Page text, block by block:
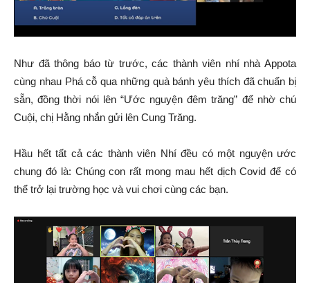
Như đã thông báo từ trước, các thành viên nhí nhà Appota
cùng nhau Phá cỗ qua những quà bánh yêu thích đã chuẩn bị
sẵn, đồng thời nói lên “Ước nguyện đêm trăng” để nhờ chú
Cuội, chị Hằng nhắn gửi lên Cung Trăng.
Hầu hết tất cả các thành viên Nhí đều có một nguyện ước
chung đó là: Chúng con rất mong mau hết dịch Covid để có
thể trở lại trường học và vui chơi cùng các bạn.